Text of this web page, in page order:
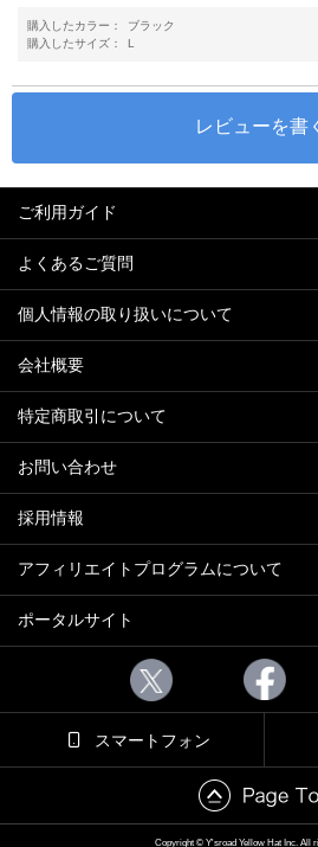
購入したカラー：
ブラック
購入したサイズ：
L
ご利用ガイド
よくあるご質問
個人情報の取り扱いについて
会社概要
特定商取引について
お問い合わせ
採用情報
アフィリエイトプログラムについて
ポータルサイト
スマートフォン
Copyright © Y'sroad Yellow Hat Inc. All